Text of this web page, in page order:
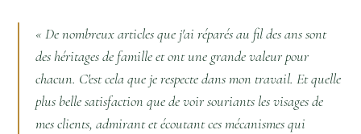
« De nombreux articles que j'ai réparés au fil des ans sont
des héritages de famille et ont une grande valeur pour
chacun. C'est cela que je respecte dans mon travail. Et quelle
plus belle satisfaction que de voir souriants les visages de
mes clients, admirant et écoutant ces mécanismes qui